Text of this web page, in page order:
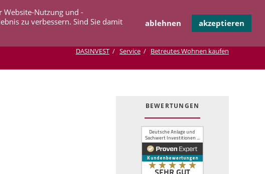
Website-Nutzung und -
zu verbessern. Sind Sie damit
ablehnen akzeptieren
überspringen
KOOPERATION KONTAKT
DASINVEST Service Betreutes Wohnen kaufen
BEWERTUNGEN